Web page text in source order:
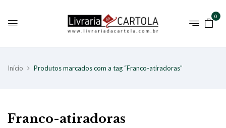
0
Início Produtos marcados com a tag “Franco-atiradoras”
Franco-atiradoras